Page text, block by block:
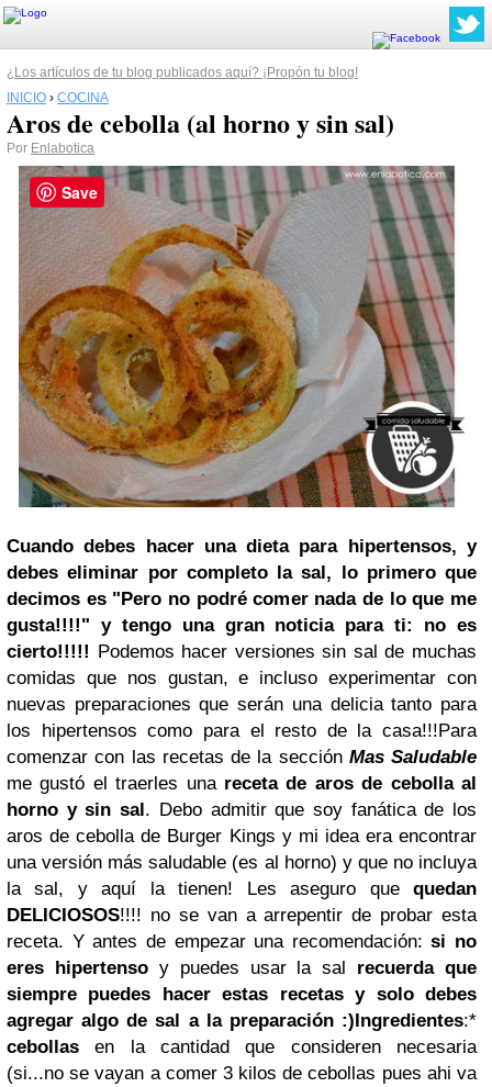
¿Los artículos de tu blog publicados aquí? ¡Propón tu blog!
INICIO › COCINA
Aros de cebolla (al horno y sin sal)
Por Enlabotica
Cuando debes hacer una dieta para hipertensos, y
debes eliminar por completo la sal, lo primero que
decimos es "Pero no podré comer nada de lo que me
gusta!!!!" y tengo una gran noticia para ti: no es
cierto!!!!! Podemos hacer versiones sin sal de muchas
comidas que nos gustan, e incluso experimentar con
nuevas preparaciones que serán una delicia tanto para
los hipertensos como para el resto de la casa!!!Para
comenzar con las recetas de la sección Mas Saludable
me gustó el traerles una receta de aros de cebolla al
horno y sin sal. Debo admitir que soy fanática de los
aros de cebolla de Burger Kings y mi idea era encontrar
una versión más saludable (es al horno) y que no incluya
la sal, y aquí la tienen! Les aseguro que quedan
DELICIOSOS!!!! no se van a arrepentir de probar esta
receta. Y antes de empezar una recomendación:si no
eres hipertensoy puedes usar la sal recuerda que
siempre puedes hacer estas recetas y solo debes
agregar algo de sal a la preparación :)Ingredientes:*
cebollasen la cantidad que consideren necesaria
(si...no se vayan a comer 3 kilos de cebollas pues ahi va
Save